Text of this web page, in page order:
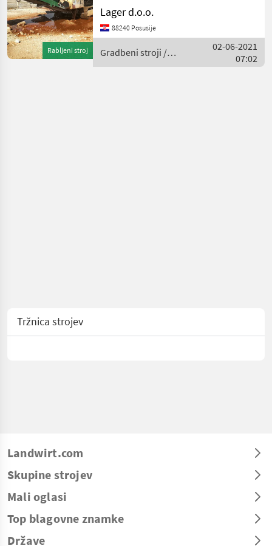
Rabljeni stroj
Correct rotary mill with 4
beams inlet 900x800mm
6m3 hooper 800mm wide
500mm width vibrating f
Lager d.o.o.
88240 Posusije
Gradbeni stroji /
Sonstige
02-06-2021
07:02
Tržnica strojev
Landwirt.com
Skupine strojev
Mali oglasi
Top blagovne znamke
Države